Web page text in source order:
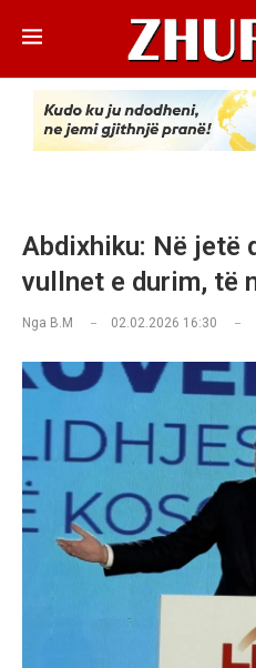
Abdixhiku: Në jetë
vullnet e durim, të
Nga B.M 02.02.2026 16:30